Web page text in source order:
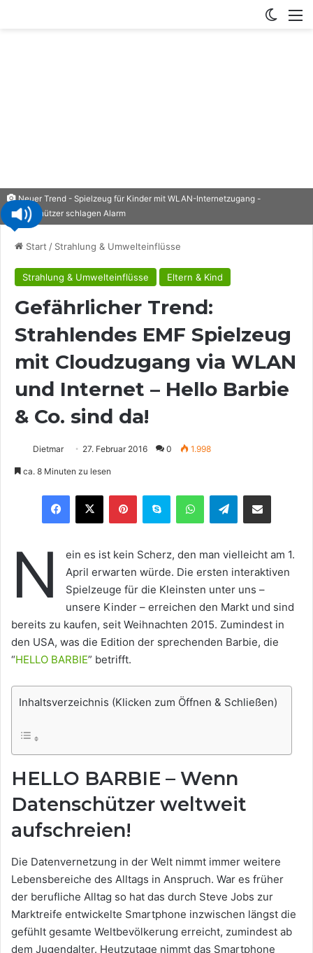
Neuer Trend - Spielzeug für Kinder mit WLAN-Internetzugang -
Datenschützer schlagen Alarm
Start / Strahlung & Umwelteinflüsse
Strahlung & Umwelteinflüsse Eltern & Kind
Gefährlicher Trend:
Strahlendes EMF Spielzeug
mit Cloudzugang via WLAN
und Internet – Hello Barbie
& Co. sind da!
Dietmar 27. Februar 2016 0 1.998
ca. 8 Minuten zu lesen
Telegram
N
ein es ist kein Scherz, den man vielleicht am 1.
April erwarten würde. Die ersten interaktiven
Spielzeuge für die Kleinsten unter uns –
unsere Kinder – erreichen den Markt und sind
bereits zu kaufen, seit Weihnachten 2015. Zumindest in
den USA, was die Edition der sprechenden Barbie, die
“HELLO BARBIE” betrifft.
Inhaltsverzeichnis (Klicken zum Öffnen & Schließen)
HELLO BARBIE – Wenn
Datenschützer weltweit
aufschreien!
Die Datenvernetzung in der Welt nimmt immer weitere
Lebensbereiche des Alltags in Anspruch. War es früher
der berufliche Alltag so hat das durch Steve Jobs zur
Marktreife entwickelte Smartphone inzwischen längst die
gefühlt gesamte Weltbevölkerung erreicht, zumindest ab
dem Jugendalter. Heutzutage nimmt das Smartphone